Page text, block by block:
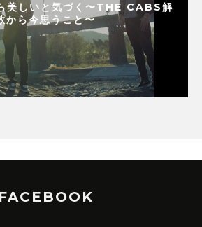
美しいと気づく〜THE CABS解
から今思うこと〜
FACEBOOK